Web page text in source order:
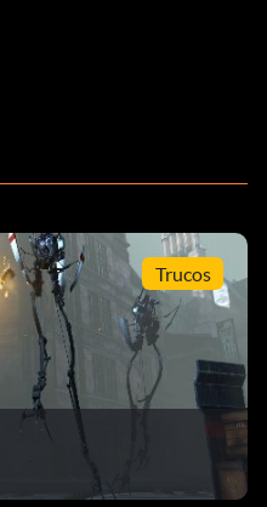
Trucos